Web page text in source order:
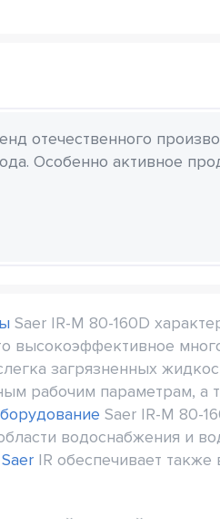
отечественного
Особенно активное
Saer IR-M 80-160D
высокоэффективное
загрязненных
рабочим параметрам, а
Saer IR-M 80-
водоснабжения и
IR обеспечивает также